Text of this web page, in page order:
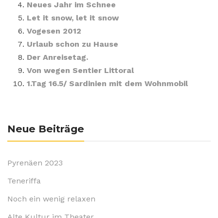
Neues Jahr im Schnee
Let it snow, let it snow
Vogesen 2012
Urlaub schon zu Hause
Der Anreisetag.
Von wegen Sentier Littoral
1.Tag 16.5/ Sardinien mit dem Wohnmobil
Neue Beiträge
Pyrenäen 2023
Teneriffa
Noch ein wenig relaxen